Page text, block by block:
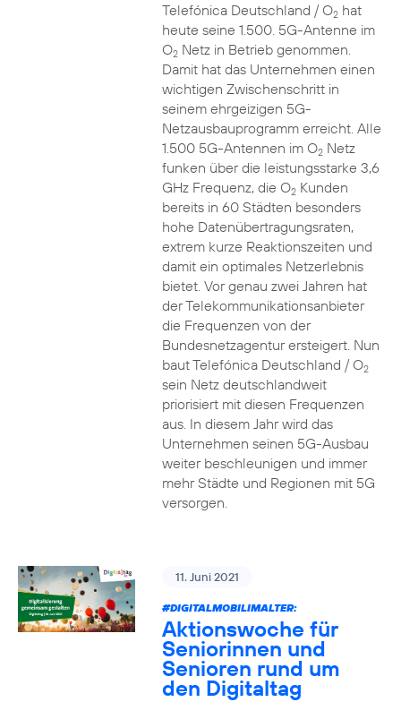
Telefónica Deutschland / O2hat
heute seine 1.500. 5G-Antenne im
O2Netz in Betrieb genommen.
Damit hat das Unternehmen einen
wichtigen Zwischenschritt in
seinem ehrgeizigen 5G-
Netzausbauprogramm erreicht. Alle
1.500 5G-Antennen im O2Netz
funken über die leistungsstarke 3,6
GHz Frequenz, die O2Kunden
bereits in 60 Städten besonders
hohe Datenübertragungsraten,
extrem kurze Reaktionszeiten und
damit ein optimales Netzerlebnis
bietet. Vor genau zwei Jahren hat
der Telekommunikationsanbieter
die Frequenzen von der
Bundesnetzagentur ersteigert. Nun
baut Telefónica Deutschland / O2
sein Netz deutschlandweit
priorisiert mit diesen Frequenzen
aus. In diesem Jahr wird das
Unternehmen seinen 5G-Ausbau
weiter beschleunigen und immer
mehr Städte und Regionen mit 5G
versorgen.
11. Juni 2021
#DIGITALMOBILIMALTER:
Aktionswoche für
Seniorinnen und
Senioren rund um
den Digitaltag